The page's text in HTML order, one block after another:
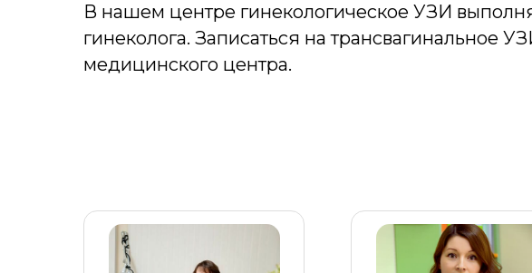
В нашем центре гинекологическое УЗИ
гинеколога. Записаться на трансвагинальное
медицинского центра.